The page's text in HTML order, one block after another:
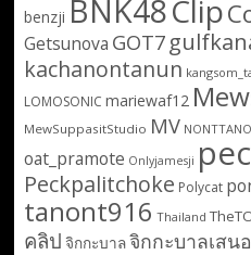
benzji BNK48Clip
Getsunova GOT7
kachanontanun
LOMOSONIC mariewaf12
MewSuppasitStudio MV
oat_pramote Onlyjamesji
Peckpalitchoke Polycat
tanont916 Thailand
คลิป จิกกะบาลจิกกะบาลเสน